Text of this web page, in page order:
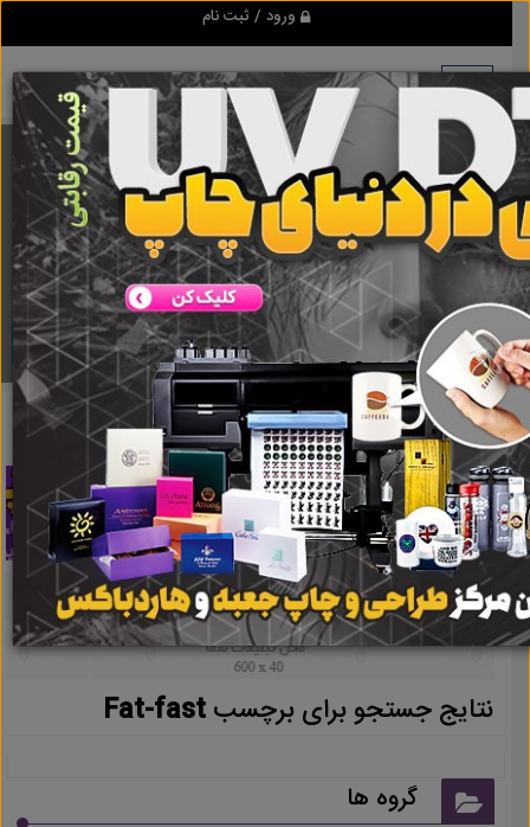
ورود / ثبت نام
برنامه اندروید ابزاریراق
مرجع نیازمندیهای ابزار و یراق آلات عمومی و صنعتی
دانلود
ابزاریراق Fat-fast نتایج جستجو برای برچسبFat-fast
نتایج جستجو برای برچسبFat-fast
گروه ها